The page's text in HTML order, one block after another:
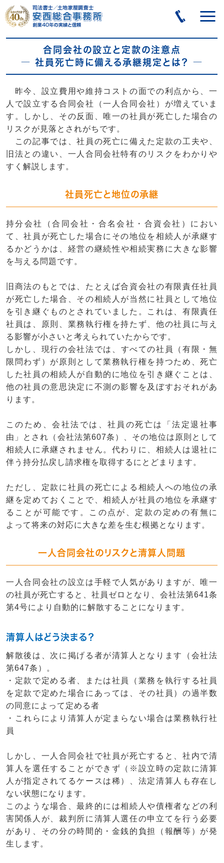
合同会社の設立と定款の注意点
― 社員死亡時に備える承継規定とは？ ―
昨今、設立費用や維持コストの面での利点から、一
人で設立する合同会社（一人合同会社）が増えていま
す。しかし、その反面、唯一の社員が死亡した場合の
リスクが見落とされがちです。
この記事では、社員の死亡に備えた定款の工夫や、
旧法との違い、一人合同会社特有のリスクをわかりや
すく解説します。
社員死亡と地位の承継
持分会社（合同会社・合名会社・合資会社） におい
て、社員が死亡した場合にその地位を相続人 が承継す
るかどうかは、 経営の継続性や相続実務 に大きな影響
を与える問題です。
旧商法のもとでは、たとえば合資会社の有限責任社員
が死亡した場合、その相続人が当然に社員として地位
を引き継ぐ ものとされていました。これは、有限責任
社員は、原則、 業務執行権を持たず 、他の社員に与え
る影響が小さいと考えられていたからです。
しかし、現行の会社法では、すべての社員（有限・無
限問わず）が原則として業務執行権を持つため、死亡
した社員の相続人が 自動的に地位を引き継ぐ ことは、
他の社員の意思決定に 不測の影響 を及ぼすおそれがあ
ります。
このため、会社法では、社員の死亡は
「法定退社事
由」
とされ（ 会社法第607条 ）、その地位は原則として
相続人に承継されません 。代わりに、相続人は退社に
伴う 持分払戻し請求権を取得するにとどまります。
ただし、 定款に社員の死亡による相続人への地位の承
継を定めておくことで 、相続人が社員の地位を承継す
る ことが可能です。この点が、 定款の定めの有無に
よって将来の対応に大きな差を生む根拠となります。
一人合同会社のリスクと清算人問題
一人合同会社の設立は手軽で人気がありますが、唯一
の社員が死亡すると、社員ゼロとなり、 会社法第641条
第4号により 自動的に解散することになります。
清算人はどう決まる？
解散後は、次に掲げる者が清算人となります（会社法
第647条）。
・定款で定める者、または社員
（業務を執行する社員
を定款で定めた場合にあっては、その社員）の過半数
の同意によって定める者
・これらにより清算人が定まらない場合は業務執行社
員
しかし、一人合同会社で社員が死亡すると、社内で清
算人を選任することができず（※設立時の定款に清算
人が指定されてるケースは稀）、 法定清算人も存在し
ない状態になります。
このような場合、最終的には相続人や債権者などの利
害関係人 が、 裁判所に清算人選任の申立て を行う必要
があり、その分の時間的・金銭的負担（報酬等） が発
生します。